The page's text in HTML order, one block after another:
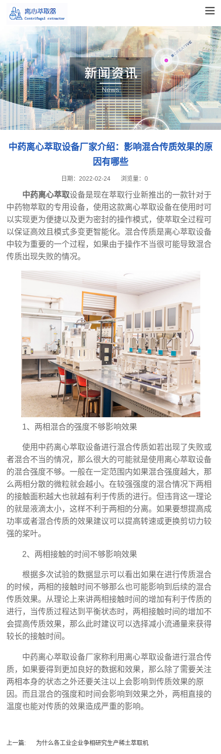
中药离心萃取设备厂家介绍：影响混合传质效果的原
因有哪些
2022-02-24
日期： 浏览量：0
中药离心萃取设备是现在萃取行业新推出的一款针对于
中药物萃取的专用设备，使用这款离心萃取设备在使用时可
以实现更为便捷以及更为密封的操作模式，使萃取全过程可
以保证高效且模式多变更智能化。混合传质是离心萃取设备
中较为重要的一个过程，如果由于操作不当很可能导致混合
传质出现失败的情况。
1、两相混合的强度不够影响效果
使用中药离心萃取设备进行混合传质如若出现了失败或
者混合不当的情况，那么很大的可能就是使用离心萃取设备
的混合强度不够。一般在一定范围内如果混合强度越大，那
么两相分散的微粒就会越小。在较强强度的混合情况下两相
的接触面积越大也就越有利于传质的进行。但违背这一理论
的就是液滴太小，这样不利于两相的分离。如果要想提高成
功率或者混合传质的效果建议可以提高转速或更换剪切力较
强的桨叶。
2、两相接触的时间不够影响效果
根据多次试验的数据显示可以看出如果在进行传质混合
的时候，两相的接触时间不够那么也可能影响到后续的混合
传质效果。从理论上来讲两相接触时间的增加有利于传质的
进行，当传质过程达到平衡状态时，两相接触时间的增加不
会提高传质效果，那么此时建议可以选择减小流通量来获得
较长的接触时间。
中药离心萃取设备厂家称利用离心萃取设备进行混合传
质，如果要得到更加良好的数据和效果，那么除了需要关注
两相本身的状态之外还要关注以上会影响到传质效果的原
因。而且混合的强度和时间会影响到效果之外，两相直接的
温度也能对传质的效果造成严重的影响。
上一篇: 为什么各工业企业争相研究生产稀土萃取机